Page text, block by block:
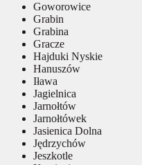
Goworowice
Grabin
Grabina
Gracze
Hajduki Nyskie
Hanuszów
Iława
Jagielnica
Jarnołtów
Jarnołtówek
Jasienica Dolna
Jędrzychów
Jeszkotle